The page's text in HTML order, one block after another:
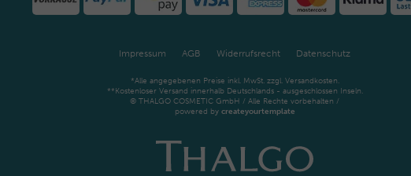
Impressum AGB Widerrufsrecht Datenschutz
*Alle angegebenen Preise inkl. MwSt. zzgl. Versandkosten.
**Kostenloser Versand innerhalb Deutschlands - ausgeschlossen Inseln.
© THALGO COSMETIC GmbH / Alle Rechte vorbehalten /
powered by createyourtemplate